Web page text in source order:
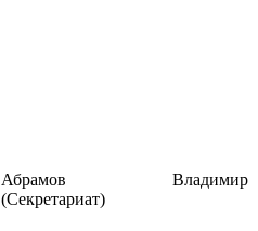
Абрамов Владимир
(Секретариат)